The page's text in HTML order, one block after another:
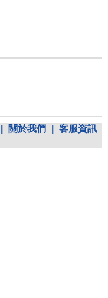
關於我們
客服資訊